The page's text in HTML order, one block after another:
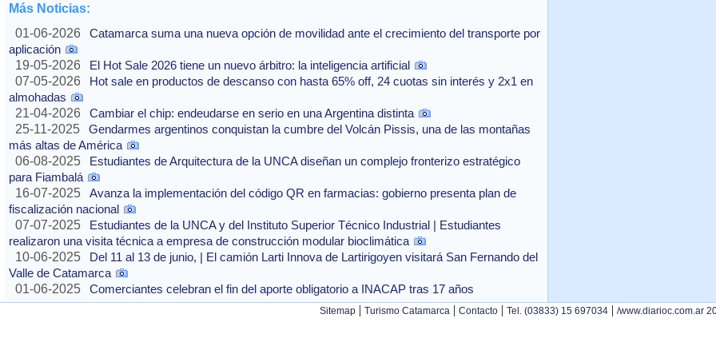
Más Noticias:
01-06-2026
Catamarca suma una nueva opción de movilidad ante el crecimiento del transporte por
aplicación
19-05-2026
El Hot Sale 2026 tiene un nuevo árbitro: la inteligencia artificial
07-05-2026
Hot sale en productos de descanso con hasta 65% off, 24 cuotas sin interés y 2x1 en
almohadas
21-04-2026
Cambiar el chip: endeudarse en serio en una Argentina distinta
25-11-2025
Gendarmes argentinos conquistan la cumbre del Volcán Pissis, una de las montañas
más altas de América
06-08-2025
Estudiantes de Arquitectura de la UNCA diseñan un complejo fronterizo estratégico
para Fiambalá
16-07-2025
Avanza la implementación del código QR en farmacias: gobierno presenta plan de
fiscalización nacional
07-07-2025
Estudiantes de la UNCA y del Instituto Superior Técnico Industrial | Estudiantes
realizaron una visita técnica a empresa de construcción modular bioclimática
10-06-2025
Del 11 al 13 de junio, | El camión Larti Innova de Lartirigoyen visitará San Fernando del
Valle de Catamarca
01-06-2025
Comerciantes celebran el fin del aporte obligatorio a INACAP tras 17 años
Sitemap | Turismo Catamarca | Contacto | Tel. (03833) 15 697034 | /www.diarioc.com.ar